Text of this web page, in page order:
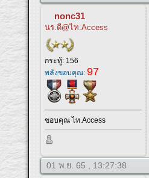
nonc31
นร.ดี@ไท.Access
กระทู้: 156
พลังขอบคุณ:97
ขอบคุณ ไท.Access
01 พ.ย. 65 , 13:27:38